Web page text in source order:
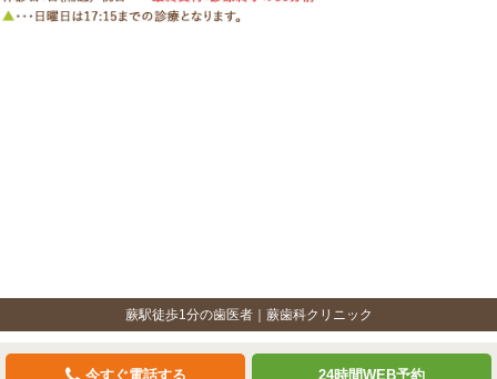
蕨駅徒歩1分の歯医者｜蕨歯科クリニック
今すぐ電話する 24時間WEB予約